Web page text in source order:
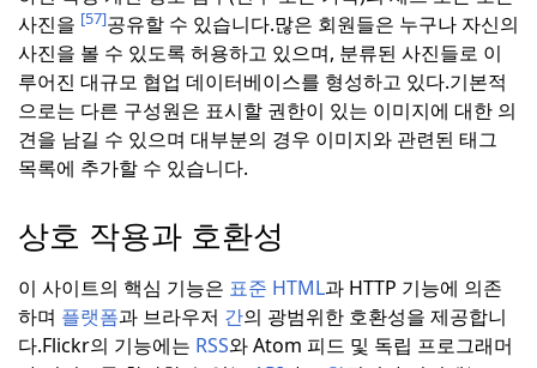
사진을 [57]공유할 수 있습니다.많은 회원들은 누구나 자신의
사진을 볼 수 있도록 허용하고 있으며, 분류된 사진들로 이
루어진 대규모 협업 데이터베이스를 형성하고 있다.기본적
으로는 다른 구성원은 표시할 권한이 있는 이미지에 대한 의
견을 남길 수 있으며 대부분의 경우 이미지와 관련된 태그
목록에 추가할 수 있습니다.
상호 작용과 호환성
이 사이트의 핵심 기능은 표준 HTML과 HTTP 기능에 의존
하며 플랫폼과 브라우저 간의 광범위한 호환성을 제공합니
다.Flickr의 기능에는 RSS와 Atom 피드 및 독립 프로그래머